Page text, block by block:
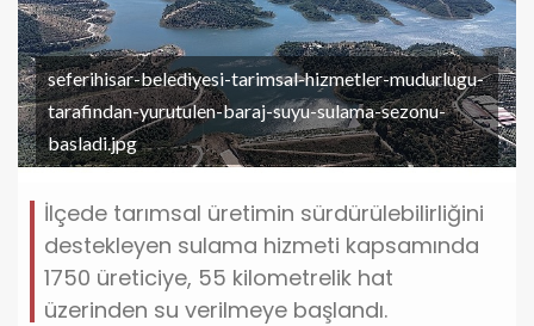
seferihisar-belediyesi-tarimsal-hizmetler-mudurlugu-
tarafindan-yurutulen-baraj-suyu-sulama-sezonu-
basladi.jpg
İlçede tarımsal üretimin sürdürülebilirliğini
destekleyen sulama hizmeti kapsamında
1750 üreticiye, 55 kilometrelik hat
üzerinden su verilmeye başlandı.